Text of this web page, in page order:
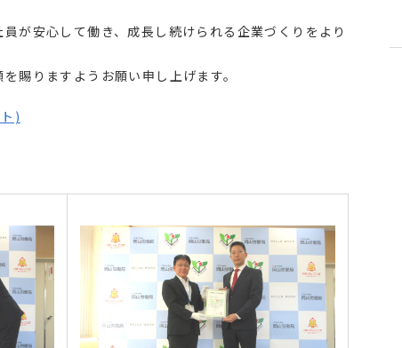
が安心して働き、成長し続けられる企業づくりをより
賜りますようお願い申し上げます。
)